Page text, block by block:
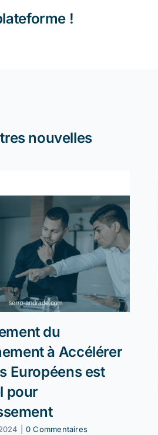
!
nouvelles
du
à Accélérer
Européens est
pour
0 Commentaires